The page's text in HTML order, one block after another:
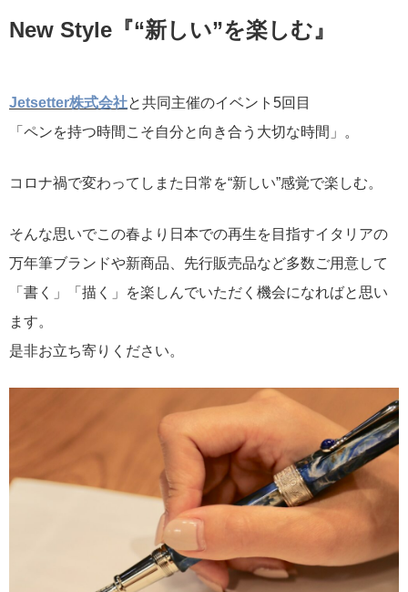
New Style『“新しい”を楽しむ』
Jetsetter株式会社と共同主催のイベント5回目
「ペンを持つ時間こそ自分と向き合う大切な時間」。
コロナ禍で変わってしまた日常を“新しい”感覚で楽しむ。
そんな思いでこの春より日本での再生を目指すイタリアの
万年筆ブランドや新商品、先行販売品など多数ご用意して
「書く」「描く」を楽しんでいただく機会になればと思い
ます。
是非お立ち寄りください。